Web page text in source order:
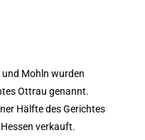
und Mohln wurden
Ottrau genannt.
Hälfte des Gerichtes
verkauft.